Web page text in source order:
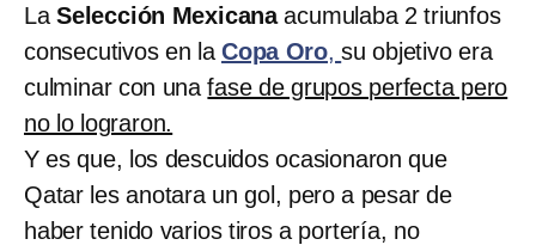
La Selección Mexicanaacumulaba 2 triunfos
consecutivos en laCopa Oro,su objetivo era
culminar con unafase de grupos perfecta pero
no lo lograron.
Y es que, los descuidos ocasionaron que
Qatar les anotara un gol, pero a pesar de
haber tenido varios tiros a portería, no